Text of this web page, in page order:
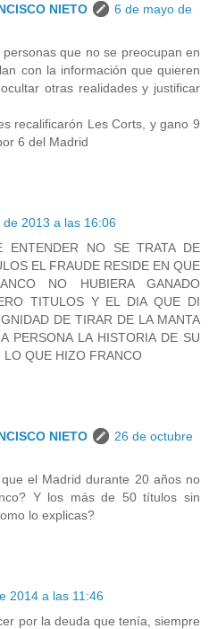
NIETO
6 de mayo de
que no se preocupan en
con la información que quieren
otras realidades y justificar
recalificarón Les Corts, y gano 9
6 del Madrid
2013 a las 16:06
ENTENDER NO SE TRATA DE
EL FRAUDE RESIDE EN QUE
NO HUBIERA GANADO
TITULOS Y EL DIA QUE DI
DE TIRAR DE LA MANTA
PERSONA LA HISTORIA DE SU
LO QUE HIZO FRANCO
NIETO
26 de octubre
el Madrid durante 20 años no
Y los más de 50 títulos sin
lo explicas?
2014 a las 11:46
por la deuda que tenía, siempre